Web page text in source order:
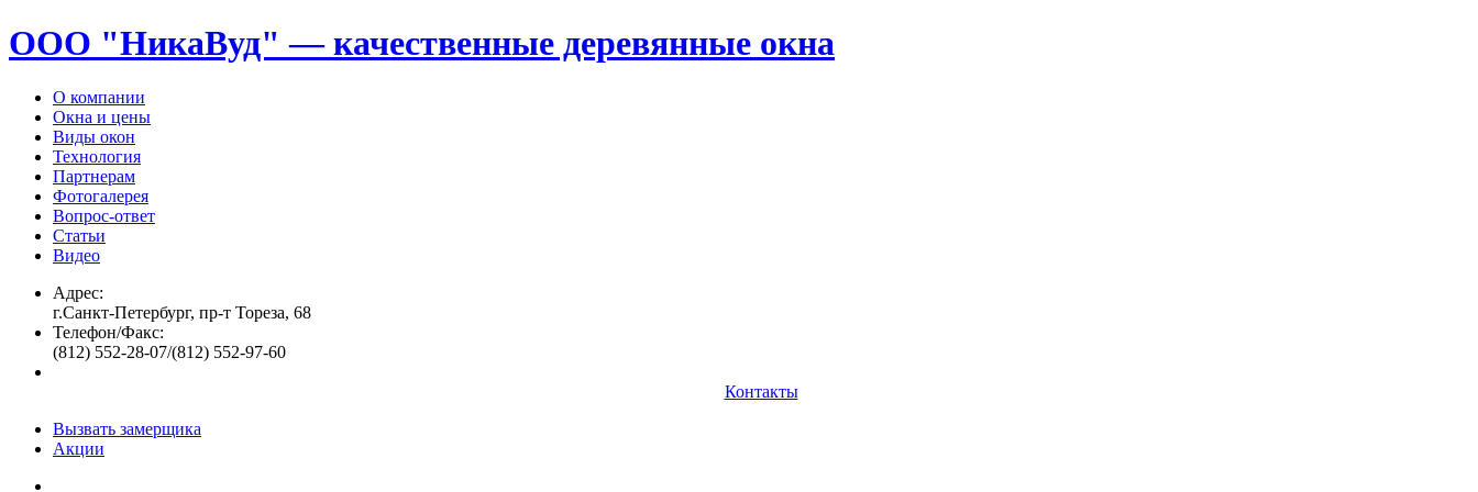
ООО "НикаВуд" — качественные деревянные окна
О компании
Окна и цены
Виды окон
Технология
Партнерам
Фотогалерея
Вопрос-ответ
Статьи
Видео
Адрес:
г.Санкт-Петербург, пр-т Тореза, 68
Телефон/Факс:
(812) 552-28-07/(812) 552-97-60
Контакты
Вызвать замерщика
Акции